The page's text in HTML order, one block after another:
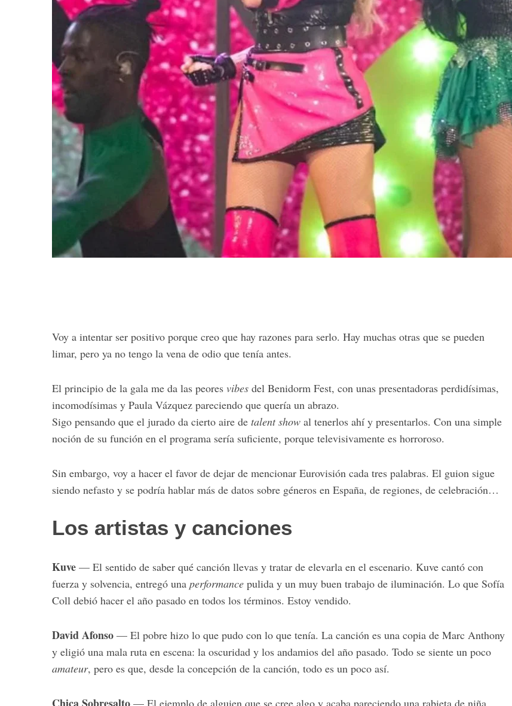
Voy a intentar ser positivo porque creo que hay razones para serlo. Hay muchas otras que se pueden
limar, pero ya no tengo la vena de odio que tenía antes.
El principio de la gala me da las peores vibes del Benidorm Fest, con unas presentadoras perdidísimas,
incomodísimas y Paula Vázquez pareciendo que quería un abrazo.
Sigo pensando que el jurado da cierto aire de talent show al tenerlos ahí y presentarlos. Con una simple
noción de su función en el programa sería suficiente, porque televisivamente es horroroso.
Sin embargo, voy a hacer el favor de dejar de mencionar Eurovisión cada tres palabras. El guion sigue
siendo nefasto y se podría hablar más de datos sobre géneros en España, de regiones, de celebración…
Los artistas y canciones
Kuve — El sentido de saber qué canción llevas y tratar de elevarla en el escenario. Kuve cantó con
fuerza y solvencia, entregó una performance pulida y un muy buen trabajo de iluminación. Lo que Sofía
Coll debió hacer el año pasado en todos los términos. Estoy vendido.
David Afonso — El pobre hizo lo que pudo con lo que tenía. La canción es una copia de Marc Anthony
y eligió una mala ruta en escena: la oscuridad y los andamios del año pasado. Todo se siente un poco
amateur, pero es que, desde la concepción de la canción, todo es un poco así.
— El ejemplo de alguien que se cree algo y acaba pareciendo una rabieta de niña
S
e
r
c
o
r
: